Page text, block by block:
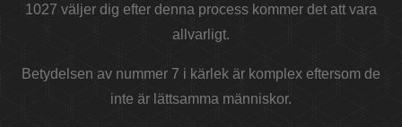
1027 väljer dig efter denna process kommer det att vara
allvarligt.
Betydelsen av nummer 7 i kärlek är komplex eftersom de
inte är lättsamma människor.